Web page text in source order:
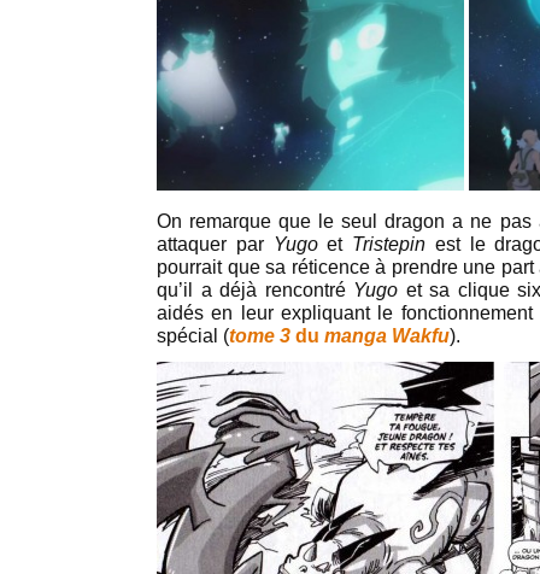
On remarque que le seul dragon a ne
attaquer par Yugoet Tristepin est le
pourrait que sa réticence à prendre une
qu’il a déjà rencontré Yugo et sa clique
aidés en leur expliquant le
spécial (tome 3 du manga Wakfu).